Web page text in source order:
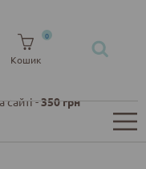
сайті -350 грн
Кошик
0